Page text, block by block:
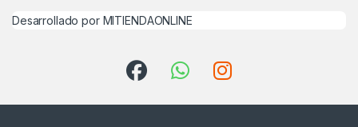
Desarrollado por MITIENDAONLINE